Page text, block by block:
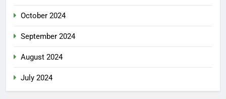
October 2024
September 2024
August 2024
July 2024